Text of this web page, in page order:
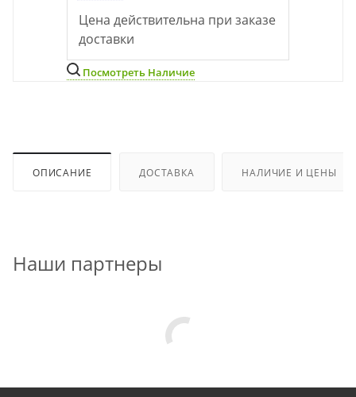
Цена действительна при заказе
доставки
Посмотреть Наличие
ОПИСАНИЕ ДОСТАВКА НАЛИЧИЕ И ЦЕНЫ
Наши партнеры